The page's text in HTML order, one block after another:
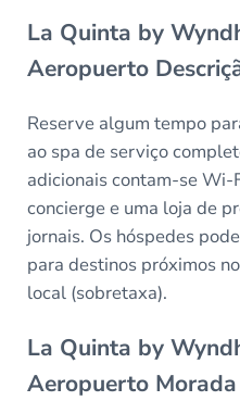
La Quinta by
Aeropuerto
Reserve algum tempo
ao spa de serviço
adicionais contam-se
concierge e uma loja de
jornais. Os hóspedes
para destinos próximos
local (sobretaxa).
La Quinta by
Aeropuerto Morada